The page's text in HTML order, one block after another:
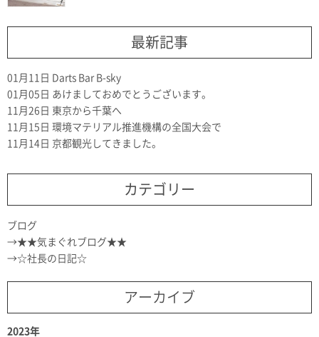
最新記事
01月11日 Darts Bar B-sky
01月05日 あけましておめでとうございます。
11月26日 東京から千葉へ
11月15日 環境マテリアル推進機構の全国大会で
11月14日 京都観光してきました。
カテゴリー
ブログ
★★気まぐれブログ★★
☆社長の日記☆
アーカイブ
2023年